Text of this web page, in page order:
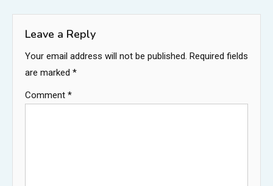
Leave a Reply
Your email address will not be published. Required fields
are marked *
Comment *